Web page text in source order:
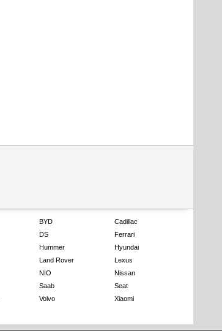
BYD
Cadillac
DS
Ferrari
Hummer
Hyundai
Land Rover
Lexus
NIO
Nissan
Saab
Seat
Volvo
Xiaomi